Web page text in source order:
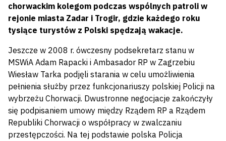
chorwackim kolegom podczas wspólnych patroli w
rejonie miasta Zadar i Trogir, gdzie każdego roku
tysiące turystów z Polski spędzają wakacje.
Jeszcze w 2008 r. ówczesny podsekretarz stanu w
MSWiA Adam Rapacki i Ambasador RP w Zagrzebiu
Wiesław Tarka podjęli starania w celu umożliwienia
pełnienia służby przez funkcjonariuszy polskiej Policji na
wybrzeżu Chorwacji. Dwustronne negocjacje zakończyły
się podpisaniem umowy między Rządem RP a Rządem
Republiki Chorwacji o współpracy w zwalczaniu
przestępczości. Na tej podstawie polska Policja